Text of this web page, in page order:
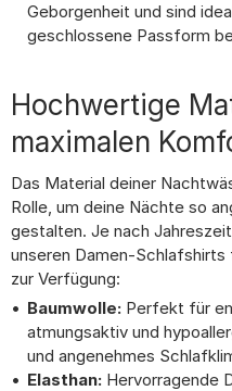
Geborgenheit und sind
geschlossene Passform
Hochwertige
maximalen
Das Material deiner
Rolle, um deine Nächte so
gestalten. Je nach
unseren Damen-
zur Verfügung:
Baumwolle: Perfekt für
atmungsaktiv und
und angenehmes
Elasthan: Hervorragende